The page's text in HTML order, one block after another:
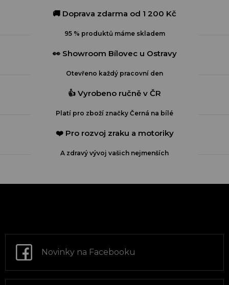
p
v
y
ý
p
i
s
u
🚚 Doprava zdarma od 1 200 Kč
95 % produktů máme skladem
👀 Showroom Bílovec u Ostravy
Otevřeno každý pracovní den
👍 Vyrobeno ručně v ČR
Platí pro zboží značky Černá na bílé
❤️ Pro rozvoj zraku a motoriky
A zdravý vývoj vašich nejmenších
a
Novinky na Facebooku